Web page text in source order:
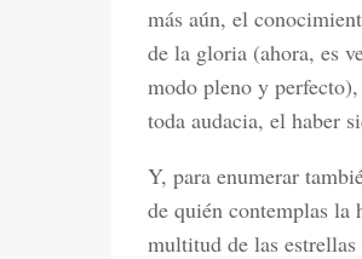
más aún, el
de la gloria (ahora, es
modo pleno y
toda audacia, el haber
Y, para enumerar
de quién contemplas
multitud de las